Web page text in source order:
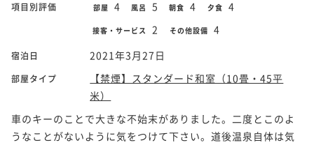
項目別評価 部屋 4 風呂 5 朝食 4 夕食 4
接客・サービス 2 その他設備 4
宿泊日 2021年3月27日
部屋タイプ
【禁煙】スタンダード和室（10畳・45平
米）
車のキーのことで大きな不始末がありました。二度とこのよ
うなことがないように気をつけて下さい。道後温泉自体は気